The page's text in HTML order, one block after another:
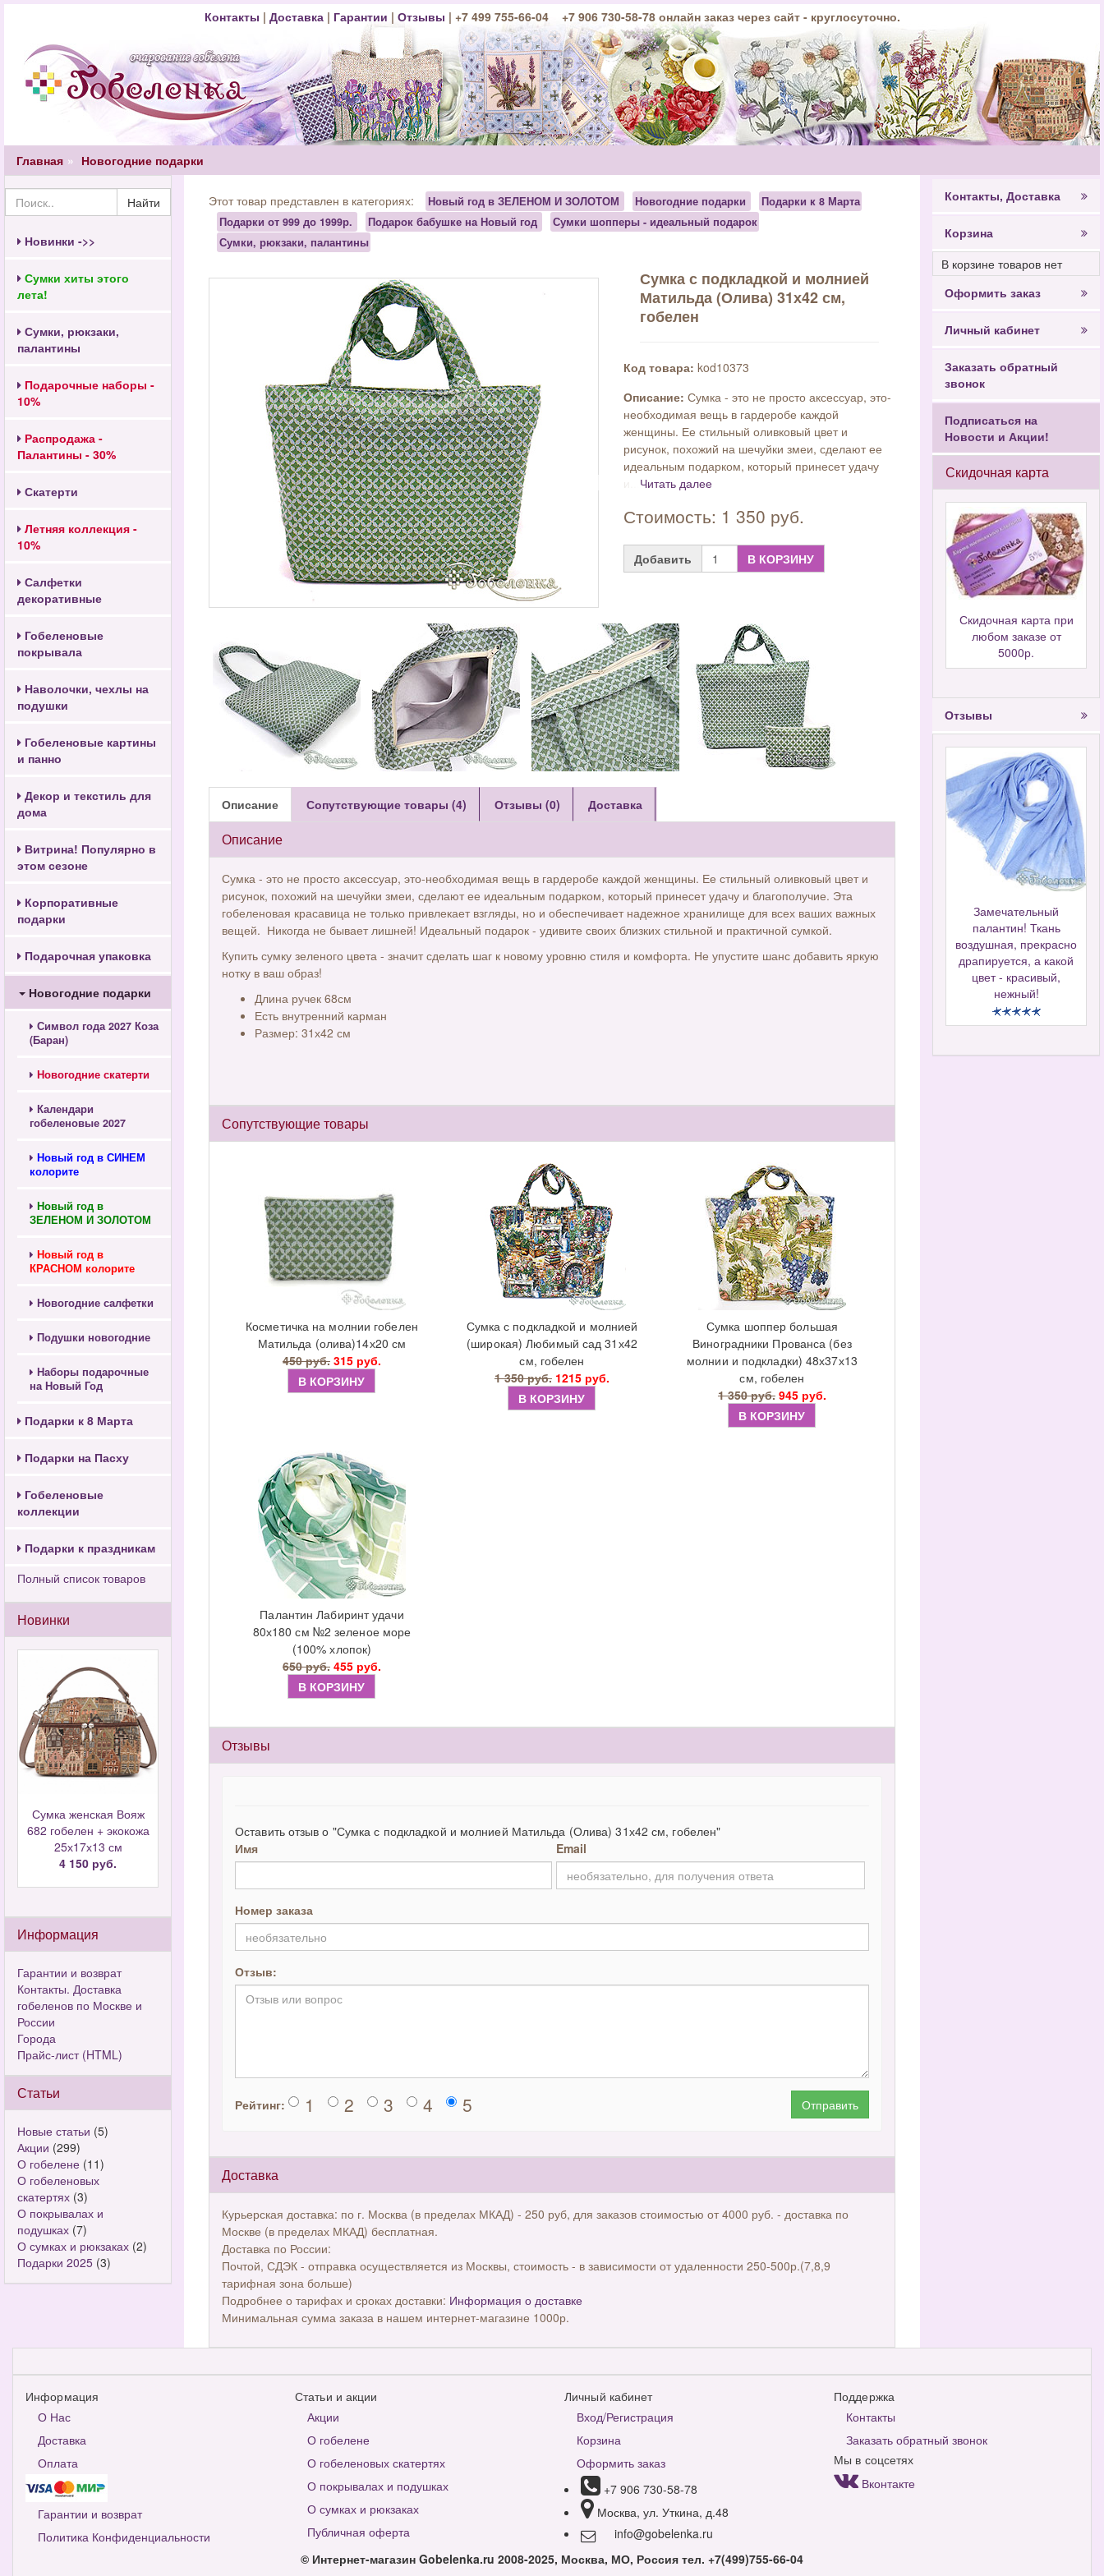
Контакты | Доставка| Гарантии | Отзывы | +7 499 755-66-04 +7 906 730-58-78 онлайн заказ через сайт - круглосуточно.
Главная Новогодние подарки
Найти
Новинки ->>
Сумки хиты этого
лета!
Сумки, рюкзаки,
палантины
Подарочные наборы -
10%
Распродажа -
Палантины - 30%
Скатерти
Летняя коллекция -
10%
Салфетки
декоративные
Гобеленовые
покрывала
Наволочки, чехлы на
подушки
Гобеленовые картины
и панно
Декор и текстиль для
дома
Витрина! Популярно в
этом сезоне
Корпоративные
подарки
Подарочная упаковка
Новогодние подарки
Символ года 2027 Коза
(Баран)
Новогодние скатерти
Календари
гобеленовые 2027
Новый год в СИНЕМ
колорите
Новый год в
ЗЕЛЕНОМ И ЗОЛОТОМ
Новый год в
КРАСНОМ колорите
Новогодние салфетки
Подушки новогодние
Наборы подарочные
на Новый Год
Подарки к 8 Марта
Подарки на Пасху
Гобеленовые
коллекции
Подарки к праздникам
Полный список товаров
Новинки
Сумка женская Вояж
682 гобелен + экокожа
25х17х13 см
4 150 руб.
Информация
Гарантии и возврат
Контакты. Доставка
гобеленов по Москве и
России
Города
Прайс-лист (HTML)
Статьи
Новые статьи (5)
Акции (299)
О гобелене (11)
О гобеленовых
скатертях (3)
О покрывалах и
подушках (7)
О сумках и рюкзаках (2)
Подарки 2025 (3)
Этот товар представлен в категориях: Новый год в ЗЕЛЕНОМ И ЗОЛОТОМ Новогодние подарки
Подарки к 8 Марта
Подарки от 999 до 1999р.
Подарок бабушке на Новый год
Сумки шопперы - идеальный подарок
Сумки, рюкзаки, палантины
Сумка с подкладкой и молнией
Матильда (Олива) 31х42 см,
гобелен
Код товара: kod10373
Описание:Сумка - это не просто аксессуар, это-
необходимая вещь в гардеробе каждой
женщины. Ее стильный оливковый цвет и
рисунок, похожий на шечуйки змеи, сделают ее
идеальным подарком, который принесет удачу
Читать далее
Стоимость: 1 350 руб.
Добавить В КОРЗИНУ
Описание Сопутствующие товары (4) Отзывы (0) Доставка
Описание
Сумка - это не просто аксессуар, это-необходимая вещь в гардеробе каждой женщины. Ее стильный оливковый цвет и
рисунок, похожий на шечуйки змеи, сделают ее идеальным подарком, который принесет удачу и благополучие. Эта
гобеленовая красавица не только привлекает взгляды, но и обеспечивает надежное хранилище для всех ваших важных
вещей. Никогда не бывает лишней! Идеальный подарок - удивите своих близких стильной и практичной сумкой.
Купить сумку зеленого цвета - значит сделать шаг к новому уровню стиля и комфорта. Не упустите шанс добавить яркую
нотку в ваш образ!
Длина ручек 68см
Есть внутренний карман
Размер: 31х42 см
Сопутствующие товары
Косметичка на молнии гобелен
Матильда (олива)14х20 см
450 руб. 315 руб.
В КОРЗИНУ
Сумка с подкладкой и молнией
(широкая) Любимый сад 31х42
см, гобелен
1 350 руб. 1215 руб.
В КОРЗИНУ
Сумка шоппер большая
Виноградники Прованса (без
молнии и подкладки) 48х37х13
см, гобелен
1 350 руб. 945 руб.
В КОРЗИНУ
Палантин Лабиринт удачи
80х180 см №2 зеленое море
(100% хлопок)
650 руб. 455 руб.
В КОРЗИНУ
Отзывы
Оставить отзыв о "Сумка с подкладкой и молнией Матильда (Олива) 31х42 см, гобелен"
Имя
Email
Номер заказа
Отзыв:
Рейтинг: 1 2 3 4 5 Отправить
Доставка
Курьерская доставка: по г. Москва (в пределах МКАД) - 250 руб, для заказов стоимостью от 4000 руб. - доставка по
Москве (в пределах МКАД) бесплатная.
Доставка по России:
Почтой, СДЭК - отправка осуществляется из Москвы, стоимость - в зависимости от удаленности 250-500р.(7,8,9
тарифная зона больше)
Подробнее о тарифах и сроках доставки: Информация о доставке
Минимальная сумма заказа в нашем интернет-магазине 1000р.
Контакты, Доставка
Корзина
В корзине товаров нет
Оформить заказ
Личный кабинет
Заказать обратный
звонок
Подписаться на
Новости и Акции!
Скидочная карта
Скидочная карта при
любом заказе от
5000р.
Отзывы
Замечательный
палантин! Ткань
воздушная, прекрасно
драпируется, а какой
цвет - красивый,
нежный!
Информация
О Нас
Доставка
Оплата
Гарантии и возврат
Политика Конфиденциальности
Статьи и акции
Акции
О гобелене
О гобеленовых скатертях
О покрывалах и подушках
О сумках и рюкзаках
Публичная оферта
Личный кабинет
Вход/Регистрация
Корзина
Оформить заказ
+7 906 730-58-78
Москва, ул. Уткина, д.48
info@gobelenka.ru
Поддержка
Контакты
Заказать обратный звонок
Мы в соцсетях
Вконтакте
© Интернет-магазин Gobelenka.ru 2008-2025, Москва, МО, Россия тел. +7(499)755-66-04